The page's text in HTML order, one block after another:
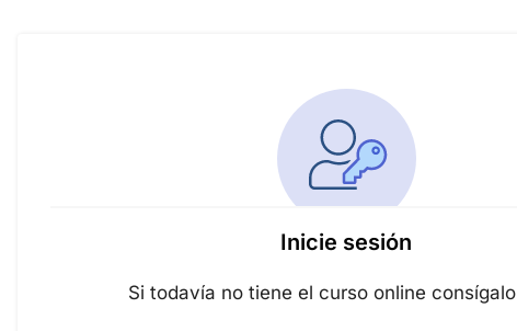
Inicie sesión
Si todavía no tiene el curso online consígalo